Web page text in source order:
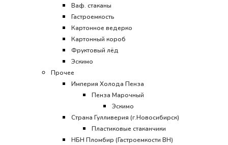
Ваф. стаканы
Гастроемкость
Картонное ведерко
Картонный короб
Фруктовый лёд
Эскимо
Прочее
Империя Холода Пенза
Пенза Марочный
Эскимо
Страна Гулливерия (г.Новосибирск)
Пластиковые стаканчики
НБН Пломбир (Гастроемкости ВН)